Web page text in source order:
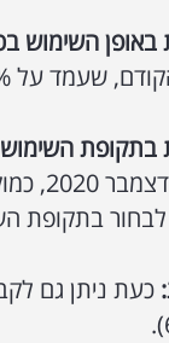
באופן השימוש
שעמד על 75%.
בתקופת
או עד
בתקופת השימוש
כעת ניתן גם